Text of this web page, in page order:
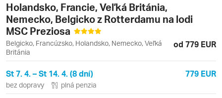
Holandsko, Francie, Veľká Británia,
Nemecko, Belgicko z Rotterdamu na lodi
MSC Preziosa
Belgicko, Francúzsko, Holandsko, Nemecko, Veľká
Británia
od 779 EUR
St 7. 4. – St 14. 4. (8 dní) 779 EUR
bez dopravy plná penzia